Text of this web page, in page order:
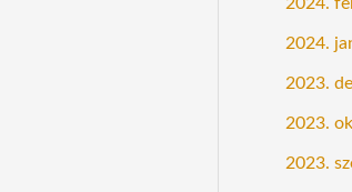
2024.
2023.
2023.
2023.